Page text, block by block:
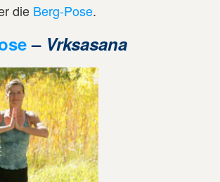
die Berg-Pose.
– Vrksasana